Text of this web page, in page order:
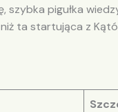
szybka pigułka
ta startująca z